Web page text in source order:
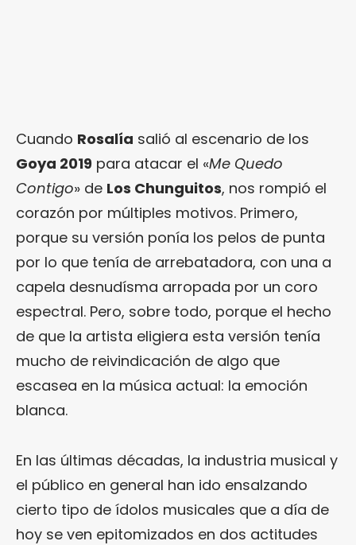
Cuando Rosalía salió al escenario de los
Goya 2019 para atacar el «Me Quedo
Contigo» de Los Chunguitos, nos rompió el
corazón por múltiples motivos. Primero,
porque su versión ponía los pelos de punta
por lo que tenía de arrebatadora, con una a
capela desnudísma arropada por un coro
espectral. Pero, sobre todo, porque el hecho
de que la artista eligiera esta versión tenía
mucho de reivindicación de algo que
escasea en la música actual: la emoción
blanca.
En las últimas décadas, la industria musical y
el público en general han ido ensalzando
cierto tipo de ídolos musicales que a día de
hoy se ven epitomizados en dos actitudes